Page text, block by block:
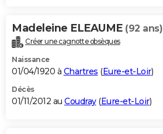
Madeleine ELEAUME (92 ans)
Créer une cagnotte obsèques
Naissance
01/04/1920 à Chartres (Eure-et-Loir)
Décès
01/11/2012 au Coudray(Eure-et-Loir)